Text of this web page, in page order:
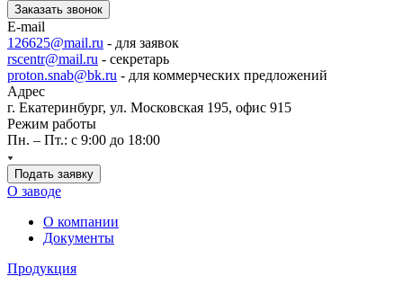
Заказать звонок
E-mail
126625@mail.ru - для заявок
rscentr@mail.ru - секретарь
proton.snab@bk.ru - для коммерческих предложений
Адрес
г. Екатеринбург, ул. Московская 195, офис 915
Режим работы
Пн. – Пт.: с 9:00 до 18:00
Подать заявку
О заводе
О компании
Документы
Продукция